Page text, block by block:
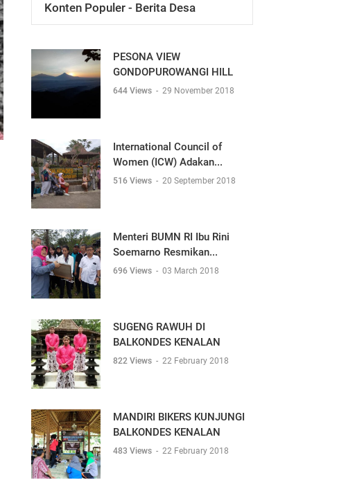
Konten Populer - Berita Desa
PESONA VIEW
GONDOPUROWANGI HILL
644 Views - 29 November 2018
International Council of
Women (ICW) Adakan...
516 Views - 20 September 2018
Menteri BUMN RI Ibu Rini
Soemarno Resmikan...
696 Views - 03 March 2018
SUGENG RAWUH DI
BALKONDES KENALAN
822 Views - 22 February 2018
MANDIRI BIKERS KUNJUNGI
BALKONDES KENALAN
483 Views - 22 February 2018